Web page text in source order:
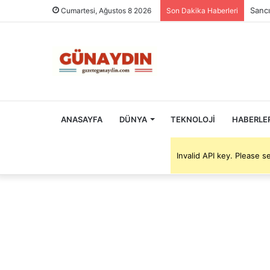
Cumartesi, Ağustos 8 2026 Son Dakika Haberleri
ANASAYFA DÜNYA TEKNOLOJI
Invalid API key. Please